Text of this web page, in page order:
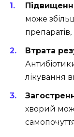
може
Втрата
лікування
хворий